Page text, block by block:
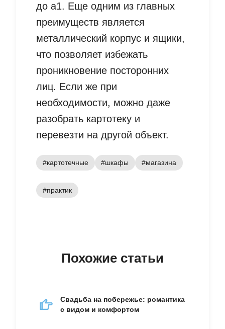
до а1. Еще одним из главных
преимуществ является
металлический корпус и ящики,
что позволяет избежать
проникновение посторонних
лиц. Если же при
необходимости, можно даже
разобрать картотеку и
перевезти на другой объект.
#картотечные #шкафы #магазина
#практик
Похожие статьи
Свадьба на побережье: романтика
с видом и комфортом